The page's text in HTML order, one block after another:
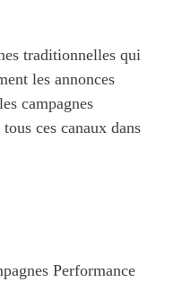
traditionnelles qui
les annonces
campagnes
ces canaux dans
Performance